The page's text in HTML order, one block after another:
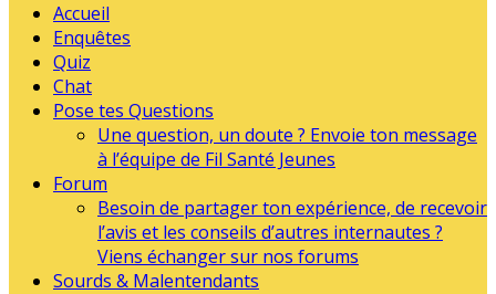
Accueil
Enquêtes
Quiz
Chat
Pose tes Questions
Une question, un doute ? Envoie ton message
à l’équipe de Fil Santé Jeunes
Forum
Besoin de partager ton expérience, de recevoir
l’avis et les conseils d’autres internautes ?
Viens échanger sur nos forums
Sourds & Malentendants